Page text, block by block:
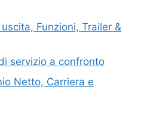
Funzioni, Trailer &
servizio a confronto
Netto, Carriera e